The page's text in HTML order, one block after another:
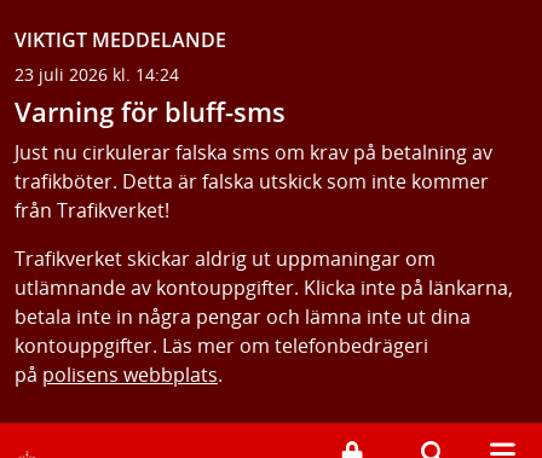
VIKTIGT MEDDELANDE
23 juli 2026 kl. 14:24
Varning för bluff-sms
Just nu cirkulerar falska sms om krav på betalning av
trafikböter. Detta är falska utskick som inte kommer
från Trafikverket!
Trafikverket skickar aldrig ut uppmaningar om
utlämnande av kontouppgifter. Klicka inte på länkarna,
betala inte in några pengar och lämna inte ut dina
kontouppgifter. Läs mer om telefonbedrägeri
på polisens webbplats.